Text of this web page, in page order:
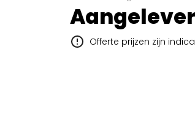
Offerte prijzen zijn